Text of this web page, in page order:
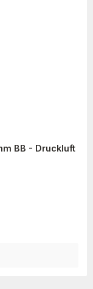
BB - Druckluft